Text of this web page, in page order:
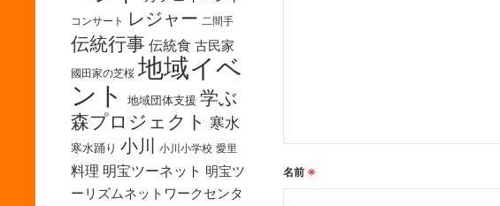
コンサート レジャー 二間手
伝統行事 伝統食 古民家
國田家の芝桜 地域イベ
ント
地域団体支援 学ぶ
森プロジェクト 寒水
寒水踊り 小川 小川小学校 愛里
料理 明宝ツーネット 明宝ツ
ーリズムネットワークセンタ
名前 ※